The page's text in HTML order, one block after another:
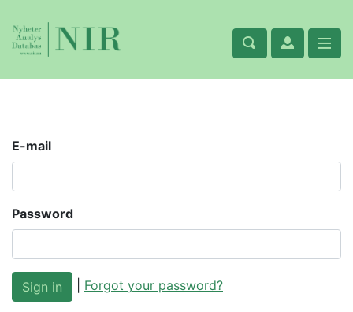
E-mail
Password
Forgot your password?